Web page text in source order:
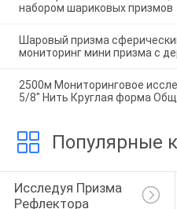
набором шариковых призмов
Шаровый призма
мониторинг мини призма с
2500м Мониторинговое
5/8" Нить Круглая форма
Популярные
Исследуя Призма
Рефлектора